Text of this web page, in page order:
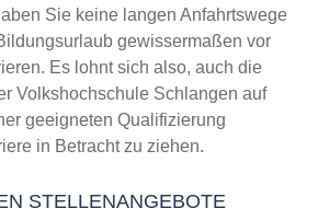
Sie keine langen Anfahrtswege
gewissermaßen vor
Es lohnt sich also, auch die
Volkshochschule Schlangen auf
geeigneten Qualifizierung
in Betracht zu ziehen.
STELLENANGEBOTE